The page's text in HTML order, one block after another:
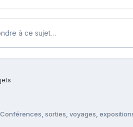
à ce sujet…
Conférences, sorties, voyages,